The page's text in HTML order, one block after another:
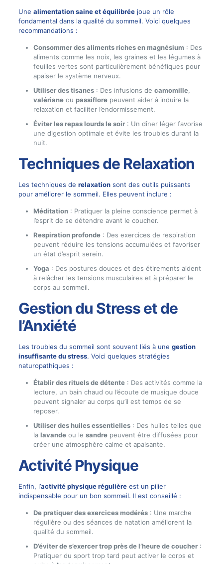
Une alimentation saine et équilibréejoue un rôle
fondamental dans la qualité du sommeil. Voici quelques
recommandations :
Consommer des aliments riches en magnésium : Des
aliments comme les noix, les graines et les légumes à
feuilles vertes sont particulièrement bénéfiques pour
apaiser le système nerveux.
Utiliser des tisanes: Des infusions de camomille,
valérianeou passiflorepeuvent aider à induire la
relaxation et faciliter l’endormissement.
Éviter les repas lourds le soir: Un dîner léger favorise
une digestion optimale et évite les troubles durant la
nuit.
Techniques de Relaxation
Les techniques de relaxationsont des outils puissants
pour améliorer le sommeil. Elles peuvent inclure :
Méditation: Pratiquer la pleine conscience permet à
l’esprit de se détendre avant le coucher.
Respiration profonde: Des exercices de respiration
peuvent réduire les tensions accumulées et favoriser
un état d’esprit serein.
Yoga : Des postures douces et des étirements aident
à relâcher les tensions musculaires et à préparer le
corps au sommeil.
Gestion du Stress et de
l’Anxiété
Les troubles du sommeil sont souvent liés à une gestion
insuffisante du stress. Voici quelques stratégies
naturopathiques :
Établir des rituels de détente: Des activités comme la
lecture, un bain chaud ou l’écoute de musique douce
peuvent signaler au corps qu’il est temps de se
reposer.
Utiliser des huiles essentielles: Des huiles telles que
la lavandeou le sandrepeuvent être diffusées pour
créer une atmosphère calme et apaisante.
Activité Physique
Enfin, l’activité physique régulièreest un pilier
indispensable pour un bon sommeil. Il est conseillé :
De pratiquer des exercices modérés: Une marche
régulière ou des séances de natation améliorent la
qualité du sommeil.
D’éviter de s’exercer trop près de l’heure de coucher:
Pratiquer du sport trop tard peut activer le corps et